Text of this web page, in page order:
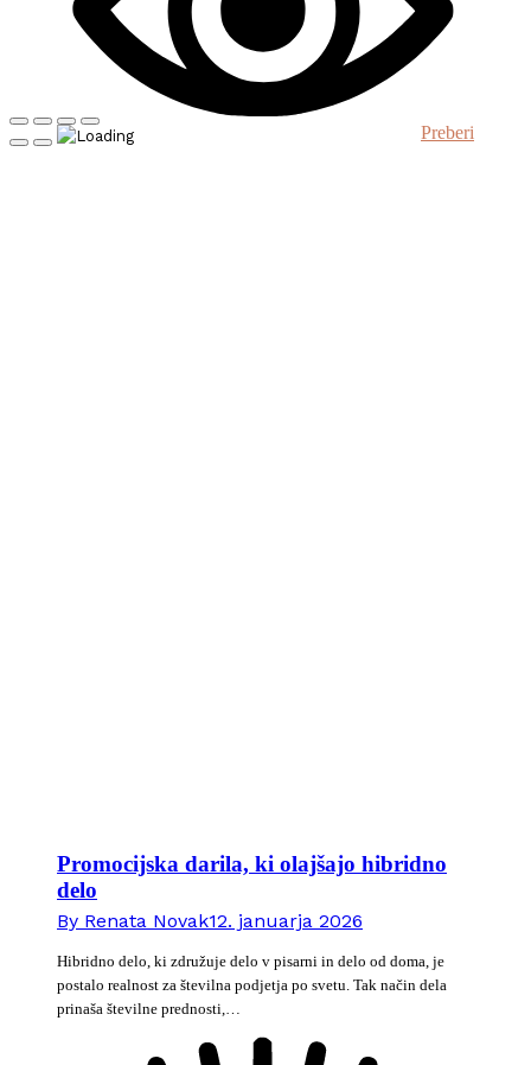
Preberi
Promocijska darila, ki olajšajo hibridno
delo
By Renata Novak12. januarja 2026
Hibridno delo, ki združuje delo v pisarni in delo od doma, je
postalo realnost za številna podjetja po svetu. Tak način dela
prinaša številne prednosti,…